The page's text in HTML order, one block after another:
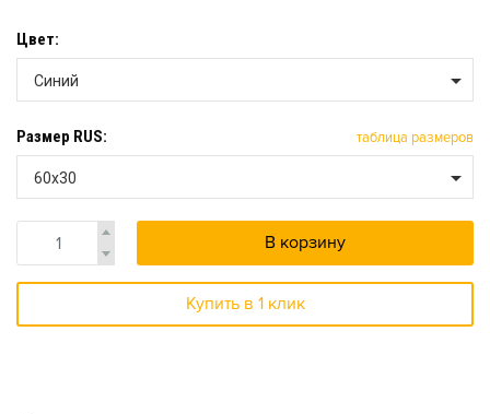
Цвет:
Синий
Размер RUS: таблица размеров
60х30
В корзину
Купить в 1 клик